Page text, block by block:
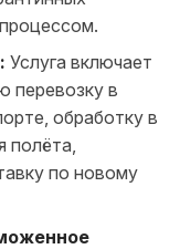
Услуга включает
перевозку в
обработку в
полёта,
по новому